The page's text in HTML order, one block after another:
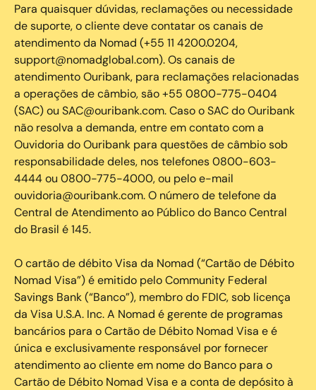
Para quaisquer dúvidas, reclamações ou necessidade
de suporte, o cliente deve contatar os canais de
atendimento da Nomad (+55 11 4200.0204,
support@nomadglobal.com). Os canais de
atendimento Ouribank, para reclamações relacionadas
a operações de câmbio, são +55 0800-775-0404
(SAC) ou SAC@ouribank.com. Caso o SAC do Ouribank
não resolva a demanda, entre em contato com a
Ouvidoria do Ouribank para questões de câmbio sob
responsabilidade deles, nos telefones 0800-603-
4444 ou 0800-775-4000, ou pelo e-mail
ouvidoria@ouribank.com. O número de telefone da
Central de Atendimento ao Público do Banco Central
do Brasil é 145.
O cartão de débito Visa da Nomad (“Cartão de Débito
Nomad Visa”) é emitido pelo Community Federal
Savings Bank (“Banco”), membro do FDIC, sob licença
da Visa U.S.A. Inc. A Nomad é gerente de programas
bancários para o Cartão de Débito Nomad Visa e é
única e exclusivamente responsável por fornecer
atendimento ao cliente em nome do Banco para o
Cartão de Débito Nomad Visa e a conta de depósito à